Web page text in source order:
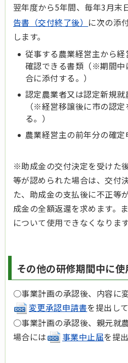
翌年度から5年間、毎年3月末
告書（交付終了後） に次の添
します。
従事する農業経営主から
確認できる書類（※期間中
合に添付する。）
認定農業者又は認定新規
（※経営移譲後に市の認
る。）
農業経営主の前年分の確定
※助成金の交付決定を受けた
等が認められた場合は、交付
た、助成金の支払後に不正等
成金の全額返還を求めます。
について使用できなくなります
その他の研修期間中に
○事業計画の承認後、内容に
変更承認申請書を提出し
○事業計画の承認後、親元就
場合には
事業中止届を提